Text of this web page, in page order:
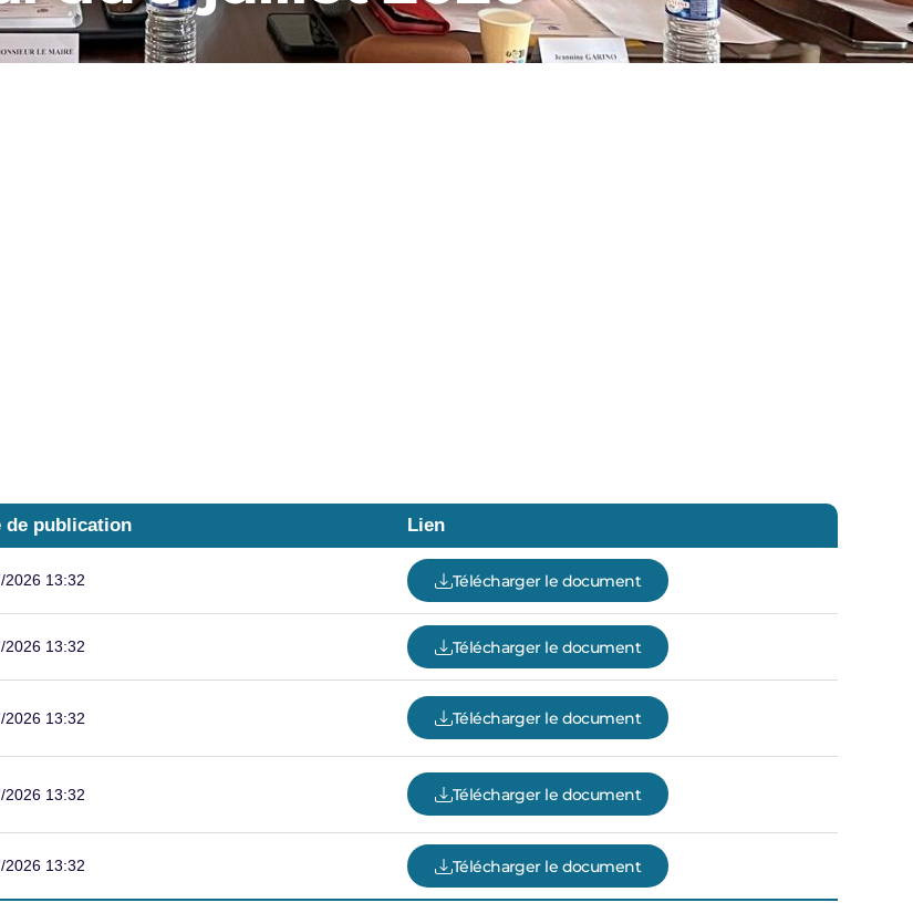
de publication Lien
2026 13:32 Télécharger le document
2026 13:32 Télécharger le document
2026 13:32 Télécharger le document
2026 13:32 Télécharger le document
2026 13:32 Télécharger le document